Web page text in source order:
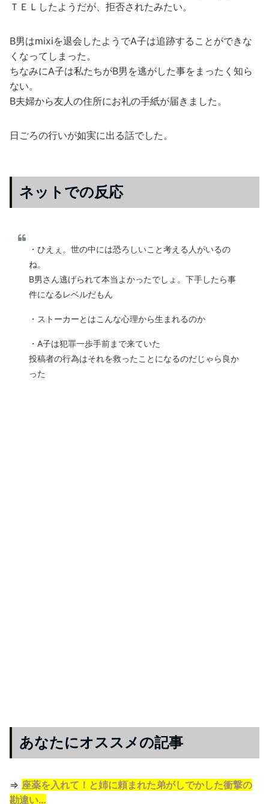
ＴＥＬしたようだが、拒否されたみたい。
B男はmixiを退会したようでA子は追跡することができな
くなってしまった。
ちなみにA子は私たちがB男を逃がした事をまったく知ら
ない。
B夫婦から友人の住所にお礼の手紙が届きました。
日ごろの行いが如実に出る話でした。
ネットでの反応
・ひえぇ。世の中には恐ろしいこと考える人がいるの
ね。
B男さん逃げられて本当よかったでしょ。下手したら事
件になるレベルだもん
・ストーカーとはこんな心理から生まれるのか
・A子は犯罪一歩手前まで来ていた
投稿者の行為はそれを救ったことになるのだじゃら良か
った
あなたにオススメの記事
⇒ 座薬を入れて！と姉に頼まれた弟がしでかした衝撃の
勘違い…